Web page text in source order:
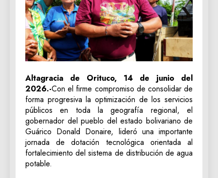
Altagracia de Orituco, 14 de junio del
2026.-Con el firme compromiso de consolidar de
forma progresiva la optimización de los servicios
públicos en toda la geografía regional, el
gobernador del pueblo del estado bolivariano de
Guárico Donald Donaire, lideró una importante
jornada de dotación tecnológica orientada al
fortalecimiento del sistema de distribución de agua
potable.